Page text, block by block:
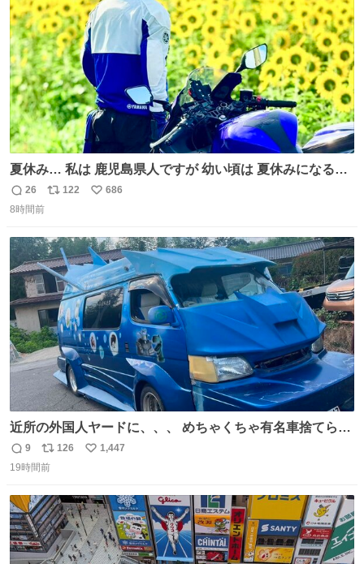
数
夏休み… 私は 鹿児島県人ですが 幼い頃は 夏休みになると
母の郷… 山梨へ遊びに行くのが楽しみでした 母の実家へ 1
ヶ月近く泊まって … … 今の私は 医療従事者 お盆休み？ﾅﾆ
景 淡い記憶 そんな思い出の風景… ありますか？
返
信
26
リ
ト
数
122
い
数
686
8時間前
近所の外国人ヤードに、、、 めちゃくちゃ有名車捨てられ
てました😭 外装ぼろぼろだし、、 中も何にも残ってない
し、、 可哀想に😢😢 今まで数十年お疲れ様でした、、 #バ
返
信
9
リ
ポ
ト
数
126
い
数
1,447
19時間前